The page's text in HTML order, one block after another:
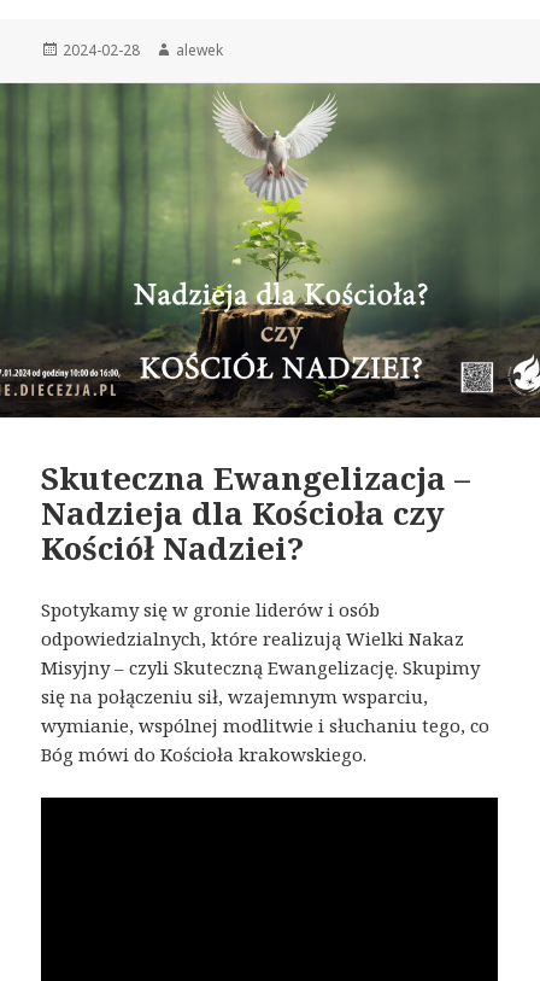
Opublikowano
2024-02-28 Autor
alewek
Skuteczna Ewangelizacja –
Nadzieja dla Kościoła czy
Kościół Nadziei?
Spotykamy się w gronie liderów i osób
odpowiedzialnych, które realizują Wielki Nakaz
Misyjny – czyli Skuteczną Ewangelizację. Skupimy
się na połączeniu sił, wzajemnym wsparciu,
wymianie, wspólnej modlitwie i słuchaniu tego, co
Bóg mówi do Kościoła krakowskiego.